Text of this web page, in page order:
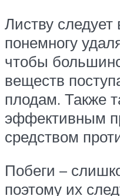
Листву следует
понемногу
чтобы
веществ
плодам. Также
эффективным
средством
Побеги –
поэтому их